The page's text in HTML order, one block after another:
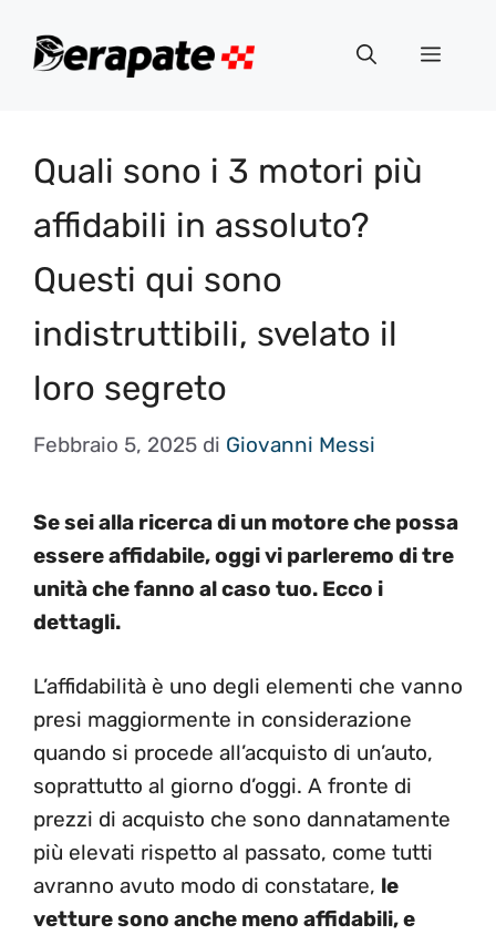
Menu
Quali sono i 3 motori più
affidabili in assoluto?
Questi qui sono
indistruttibili, svelato il
loro segreto
Febbraio 5, 2025 di Giovanni Messi
Se sei alla ricerca di un motore che possa
essere affidabile, oggi vi parleremo di tre
unità che fanno al caso tuo. Ecco i
dettagli.
L’affidabilità è uno degli elementi che vanno
presi maggiormente in considerazione
quando si procede all’acquisto di un’auto,
soprattutto al giorno d’oggi. A fronte di
prezzi di acquisto che sono dannatamente
più elevati rispetto al passato, come tutti
avranno avuto modo di constatare, le
vetture sono anche meno affidabili, e